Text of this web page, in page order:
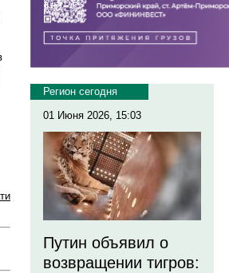
Регион сегодня
01 Июня 2026, 15:03
Путин объявил о
возвращении тигров: